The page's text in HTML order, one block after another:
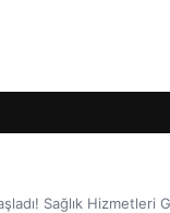
Sağlık Hizmetleri